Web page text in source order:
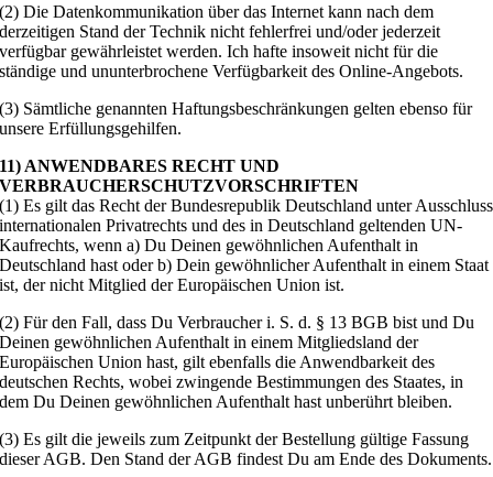
(2) Die Datenkommunikation über das Internet kann nach dem
derzeitigen Stand der Technik nicht fehlerfrei und/oder jederzeit
verfügbar gewährleistet werden. Ich hafte insoweit nicht für die
ständige und ununterbrochene Verfügbarkeit des Online-Angebots.
(3) Sämtliche genannten Haftungsbeschränkungen gelten ebenso für
unsere Erfüllungsgehilfen.
11) ANWENDBARES RECHT UND
VERBRAUCHERSCHUTZVORSCHRIFTEN
(1) Es gilt das Recht der Bundesrepublik Deutschland unter Ausschluss
internationalen Privatrechts und des in Deutschland geltenden UN-
Kaufrechts, wenn a) Du Deinen gewöhnlichen Aufenthalt in
Deutschland hast oder b) Dein gewöhnlicher Aufenthalt in einem Staat
ist, der nicht Mitglied der Europäischen Union ist.
(2) Für den Fall, dass Du Verbraucher i. S. d. § 13 BGB bist und Du
Deinen gewöhnlichen Aufenthalt in einem Mitgliedsland der
Europäischen Union hast, gilt ebenfalls die Anwendbarkeit des
deutschen Rechts, wobei zwingende Bestimmungen des Staates, in
dem Du Deinen gewöhnlichen Aufenthalt hast unberührt bleiben.
(3) Es gilt die jeweils zum Zeitpunkt der Bestellung gültige Fassung
dieser AGB. Den Stand der AGB findest Du am Ende des Dokuments.